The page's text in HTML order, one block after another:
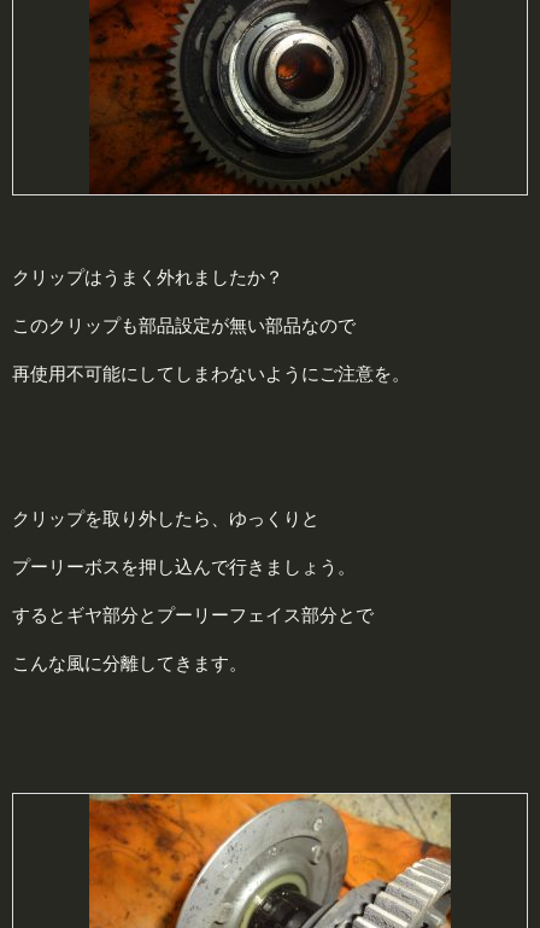
クリップはうまく外れましたか？
このクリップも部品設定が無い部品なので
再使用不可能にしてしまわないようにご注意を。
クリップを取り外したら、ゆっくりと
プーリーボスを押し込んで行きましょう。
するとギヤ部分とプーリーフェイス部分とで
こんな風に分離してきます。